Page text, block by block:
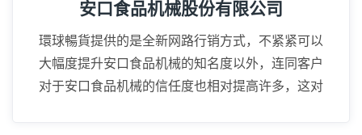
安口食品机械股份有限公司
環球暢貨提供的是全新网路行销方式，不紧紧可以
大幅度提升安口食品机械的知名度以外，连同客户
对于安口食品机械的信任度也相对提高许多，这对